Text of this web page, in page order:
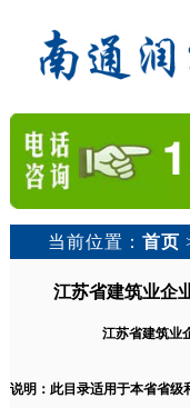
当前位置：首页
江苏省建筑业企
江苏省建筑业
说明：此目录适用于本省省级